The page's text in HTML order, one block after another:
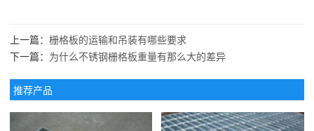
上一篇： 栅格板的运输和吊装有哪些要求
下一篇： 为什么不锈钢栅格板重量有那么大的差异
推荐产品